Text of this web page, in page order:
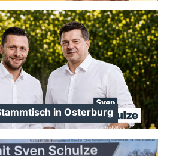
in Osterburg